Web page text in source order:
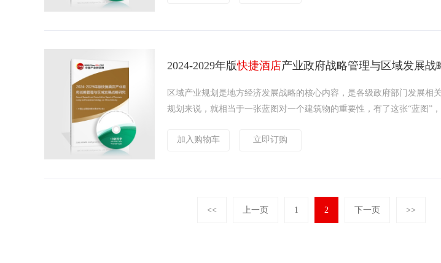
2024-2029年版快捷酒店产业政府战略管理与区域发展战
区域产业规划是地方经济发展战略的核心内容，是各级政府部门发展相
规划来说，就相当于一张蓝图对一个建筑物的重要性，有了这张“蓝图”
加入购物车 立即订购
<< 上一页 1 2 下一页 >>